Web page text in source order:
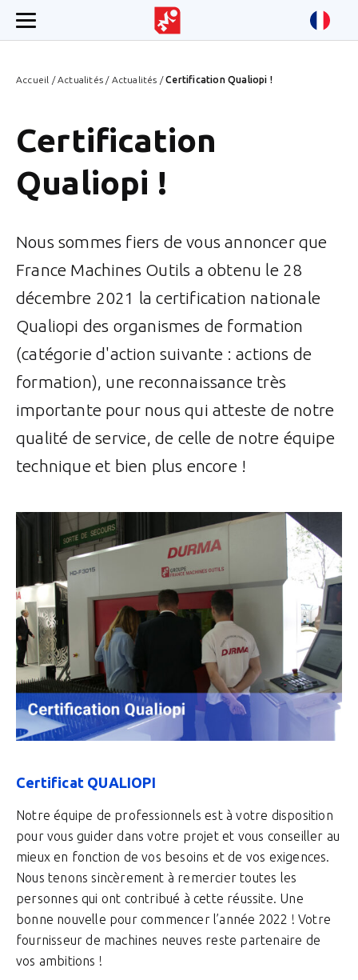
Accueil /Actualités / Actualités /Certification Qualiopi !
Certification
Qualiopi !
Nous sommes fiers de vous annoncer que
France Machines Outils a obtenu le 28
décembre 2021 la certification nationale
Qualiopi des organismes de formation
(catégorie d'action suivante : actions de
formation), une reconnaissance très
importante pour nous qui atteste de notre
qualité de service, de celle de notre équipe
technique et bien plus encore !
Certificat QUALIOPI
Notre équipe de professionnels est à votre disposition
pour vous guider dans votre projet et vous conseiller au
mieux en fonction de vos besoins et de vos exigences.
Nous tenons sincèrement à remercier toutes les
personnes qui ont contribué à cette réussite. Une
bonne nouvelle pour commencer l’année 2022 ! Votre
fournisseur de machines neuves reste partenaire de
vos ambitions !